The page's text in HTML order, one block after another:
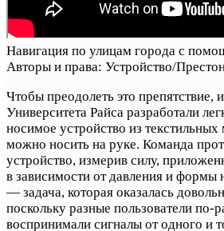
Навигация по улицам города с
Авторы и права: Устройство/
Чтобы преодолеть это препятствие,
Университета Райса разработали
носимое устройство из текстильных
можно носить на руке. Команда
устройство, измерив силу,
в зависимости от давления и формы
— задача, которая оказалась
поскольку разные пользователи по-
воспринимали сигналы от одного и